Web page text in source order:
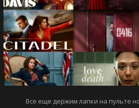
Все еще держим лапки на пульте